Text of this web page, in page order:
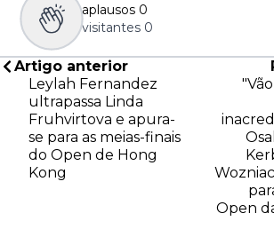
aplausos 0
visitantes 0
Artigo anterior
Leylah Fernandez
ultrapassa Linda
Fruhvirtova e apura-
se para as meias-finais
do Open de Hong
Kong
Open